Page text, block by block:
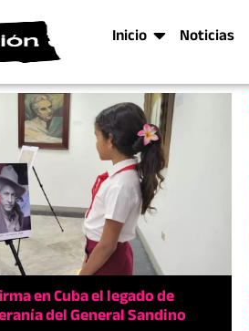
Inicio Noticias
en Cuba el legado de
del General Sandino